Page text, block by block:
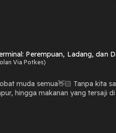
pangan, stabilitas pasokan,
untuk melihat kembali: sejauh
Perempuan, Ladang, dan
Via Potkes)
muda semua👋🏻 Tanpa kita
hingga makanan yang tersaji
menjalani peran tersebut
sistem pangan di
tersebut memengaruhi pilihan